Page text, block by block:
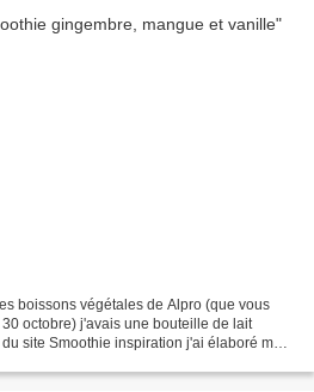
boissons végétales de Alpro (que vous
octobre) j'avais une bouteille de lait
site Smoothie inspiration j'ai élaboré mon